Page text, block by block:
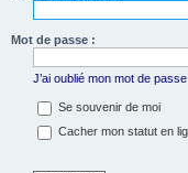
Mot de passe :
J’ai oublié mon mot de passe
Se souvenir de moi
Cacher mon statut en